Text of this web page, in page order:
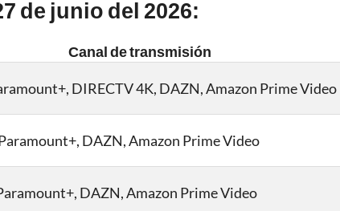
de junio del 2026:
Canal de transmisión
DIRECTV 4K, DAZN, Amazon Prime Video
DAZN, Amazon Prime Video
DAZN, Amazon Prime Video